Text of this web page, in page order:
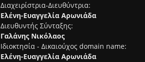
Διαχειρίστρια-Διευθύντρια:
Ελένη-Ευαγγελία Αρωνιάδα
Διευθυντής Σύνταξης:
Γαλάνης Νικόλαος
Ιδιοκτησία - Δικαιούχος domain name:
Ελένη-Ευαγγελία Αρωνιάδα